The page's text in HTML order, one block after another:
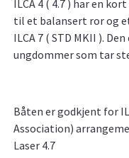
ILCA 4 ( 4.7 ) har en
til et balansert ror og
ILCA 7 ( STD MKII ).
ungdommer som tar
Båten er godkjent for
Association)
Laser 4.7